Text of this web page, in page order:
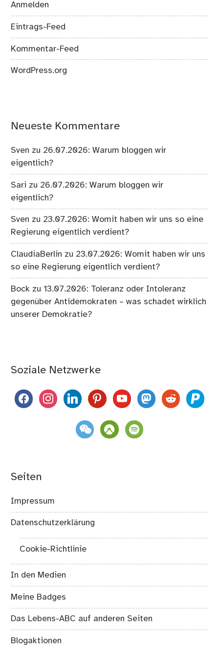
Anmelden
Eintrags-Feed
Kommentar-Feed
WordPress.org
Neueste Kommentare
Sven zu 26.07.2026: Warum bloggen wir
eigentlich?
Sari zu 26.07.2026: Warum bloggen wir
eigentlich?
Sven zu 23.07.2026: Womit haben wir uns so eine
Regierung eigentlich verdient?
ClaudiaBerlin zu 23.07.2026: Womit haben wir uns
so eine Regierung eigentlich verdient?
Bock zu13.07.2026: Toleranz oder Intoleranz
gegenüber Antidemokraten – was schadet wirklich
unserer Demokratie?
Soziale Netzwerke
facebookinstagramlinkedinpinterestyoutubemastodon
reddit paypal
weixin komootspotify
Seiten
Impressum
Datenschutzerklärung
Cookie-Richtlinie
In den Medien
Meine Badges
Das Lebens-ABC auf anderen Seiten
Blogaktionen